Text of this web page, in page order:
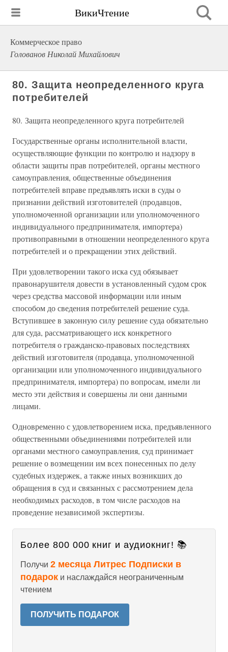
ВикиЧтение
Коммерческое право
Голованов Николай Михайлович
80. Защита неопределенного круга
потребителей
80. Защита неопределенного круга потребителей
Государственные органы исполнительной власти,
осуществляющие функции по контролю и надзору в
области защиты прав потребителей, органы местного
самоуправления, общественные объединения
потребителей вправе предъявлять иски в суды о
признании действий изготовителей (продавцов,
уполномоченной организации или уполномоченного
индивидуального предпринимателя, импортера)
противоправными в отношении неопределенного круга
потребителей и о прекращении этих действий.
При удовлетворении такого иска суд обязывает
правонарушителя довести в установленный судом срок
через средства массовой информации или иным
способом до сведения потребителей решение суда.
Вступившее в законную силу решение суда обязательно
для суда, рассматривающего иск конкретного
потребителя о гражданско-правовых последствиях
действий изготовителя (продавца, уполномоченной
организации или уполномоченного индивидуального
предпринимателя, импортера) по вопросам, имели ли
место эти действия и совершены ли они данными
лицами.
Одновременно с удовлетворением иска, предъявленного
общественными объединениями потребителей или
органами местного самоуправления, суд принимает
решение о возмещении им всех понесенных по делу
судебных издержек, а также иных возникших до
обращения в суд и связанных с рассмотрением дела
необходимых расходов, в том числе расходов на
проведение независимой экспертизы.
Более 800 000 книг и аудиокниг! 📚
Получи 2 месяца Литрес Подписки в
подарок и наслаждайся неограниченным
чтением
ПОЛУЧИТЬ ПОДАРОК